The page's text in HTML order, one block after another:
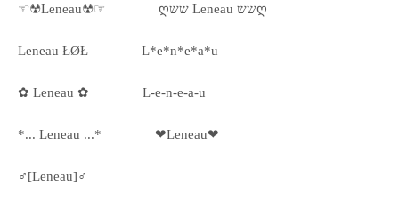
☜☢Leneau☢☞ ღשש Leneau ששღ
Leneau ŁØŁ L*e*n*e*a*u
✿ Leneau ✿ L-e-n-e-a-u
*... Leneau ...* ❤Leneau❤
♂[Leneau]♂